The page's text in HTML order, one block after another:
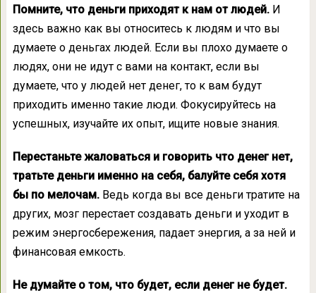
Помните, что деньги приходят к нам от людей.И
здесь важно как вы относитесь к людям и что вы
думаете о деньгах людей. Если вы плохо думаете о
людях, они не идут с вами на контакт, если вы
думаете, что у людей нет денег, то к вам будут
приходить именно такие люди. Фокусируйтесь на
успешных, изучайте их опыт, ищите новые знания.
Перестаньте жаловаться и говорить что денег нет,
тратьте деньги именно на себя, балуйте себя хотя
бы по мелочам.Ведь когда вы все деньги тратите на
других, мозг перестает создавать деньги и уходит в
режим энергосбережения, падает энергия, а за ней и
финансовая емкость.
Не думайте о том, что будет, если денег не будет.